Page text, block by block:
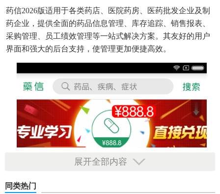
药信2026版适用于各类药店、医院药房、医药批发企业及制
药企业，提供全面的药品信息管理、库存追踪、销售报表、
采购管理、员工绩效管理等一站式解决方案。其友好的用户
界面和强大的后台支持，使管理更加便捷高效。
展开全部内容
同类热门